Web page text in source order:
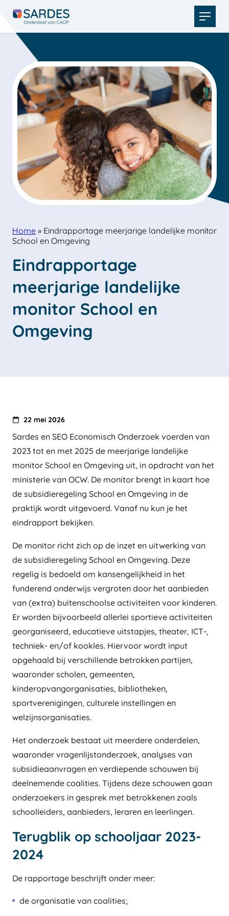
Open
menu
Home » Eindrapportage meerjarige landelijke monitor
School en Omgeving
Eindrapportage
meerjarige landelijke
monitor School en
Omgeving
22 mei 2026
Sardes en SEO Economisch Onderzoek voerden van
2023 tot en met 2025 de meerjarige landelijke
monitor School en Omgeving uit, in opdracht van het
ministerie van OCW. De monitor brengt in kaart hoe
de subsidieregeling School en Omgeving in de
praktijk wordt uitgevoerd. Vanaf nu kun je het
eindrapport bekijken.
De monitor richt zich op de inzet en uitwerking van
de subsidieregeling School en Omgeving. Deze
regelig is bedoeld om kansengelijkheid in het
funderend onderwijs vergroten door het aanbieden
van (extra) buitenschoolse activiteiten voor kinderen.
Er worden bijvoorbeeld allerlei sportieve activiteiten
georganiseerd, educatieve uitstapjes, theater, ICT-,
techniek- en/of kookles. Hiervoor wordt input
opgehaald bij verschillende betrokken partijen,
waaronder scholen, gemeenten,
kinderopvangorganisaties, bibliotheken,
sportverenigingen, culturele instellingen en
welzijnsorganisaties.
Het onderzoek bestaat uit meerdere onderdelen,
waaronder vragenlijstonderzoek, analyses van
subsidieaanvragen en verdiepende schouwen bij
deelnemende coalities. Tijdens deze schouwen gaan
onderzoekers in gesprek met betrokkenen zoals
schoolleiders, aanbieders, leraren en leerlingen.
Terugblik op schooljaar 2023-
2024
De rapportage beschrijft onder meer:
de organisatie van coalities;